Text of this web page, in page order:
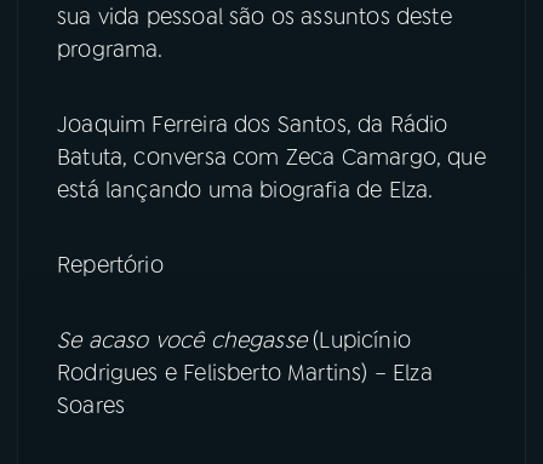
08PRÊMIO RÁDIO MEC
ACOMPANHE A RÁDIO MEC
YouTube Facebook
Instagram
sua vida pessoal são os assuntos deste
programa.
Joaquim Ferreira dos Santos, da Rádio
Batuta, conversa com Zeca Camargo, que
está lançando uma biografia de Elza.
Repertório
Se acaso você chegasse(Lupicínio
Rodrigues e Felisberto Martins) – Elza
Soares